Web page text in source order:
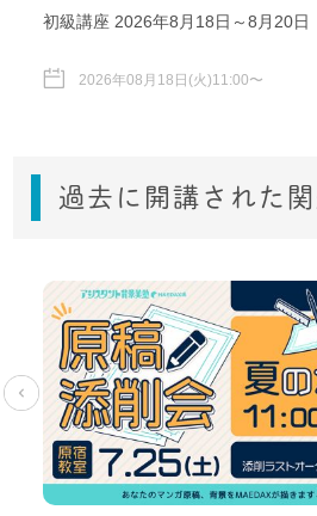
初級講座 2026年8月18日～8月20日
2026年08月18日(火)11:00〜
過去に開講された